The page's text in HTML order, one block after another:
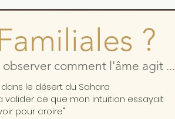
?
comment l'âme agit ...
le désert du Sahara
valider ce que mon intuition essayait
pour croire"